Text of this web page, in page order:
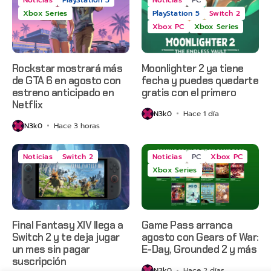
Xbox Series
Rockstar mostrará más
de GTA 6 en agosto con
estreno anticipado en
Netflix
N3k0 Hace 3 horas
PlayStation 5
Switch 2
Xbox PC
Xbox Series
Moonlighter 2 ya tiene
fecha y puedes quedarte
gratis con el primero
N3k0 Hace 1 día
Noticias Switch 2
Final Fantasy XIV llega a
Switch 2 y te deja jugar
un mes sin pagar
suscripción
Noticias PC
Xbox PC
Xbox Series
Game Pass arranca
agosto con Gears of War:
E-Day, Grounded 2 y más